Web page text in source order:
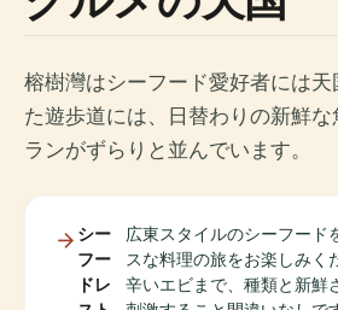
榕樹灣はシーフード愛好者には
た遊歩道には、日替わりの新鮮な
ランがずらりと並んでいます。
シー
フー
ドレ
広東スタイルのシーフード
スな料理の旅をお楽しみく
辛いエビまで、種類と新鮮